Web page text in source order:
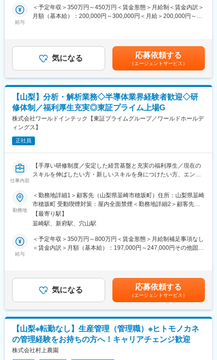
お互いを「さん付け」で呼び合うフラットな社風が特徴です。中
途入社者も馴染みやすいです。
人柄が良い方ばかりなので、 今では臆することなくコミュニケー
ションが上手くできています。誰でも最初はモノづくりの知識が
ないのは当たり前。 不安に感じることも多いと思いますが、とに
かく話を聞きに行きやすい先輩方が多くいますので、仕事の悩み
はすぐ解消できます。
■当社について
当社は半導体製造装置業界をはじめ、自動車、医療機器、食品関
連設備、航空宇宙業界など幅広い分野へ高精度な金属加工部品を
提供しています。
す。今後も、モノづくりの本筋を貫き、取引先に貢献していきま
す。
変更の範囲：会社の定める業務
距離を社有車で荷物運搬してもらうことがあります。
大物製品を運ぶのにフォークリフトの資格も必須となります。物
しています。
■当社の魅力：
◇社員同士の仲が良く、役職や年齢に関わらずお互いのことを
「さん」付けで呼び合うフラットな社風です。
◇社員食堂が完備されています。人気メニューはカレーで、お弁
当を持参する社員もいます。
◇会社まで5分の独身寮があります。徒歩圏内にコンビニがあり、
家賃は駐車場付きで7,000円で住むことができます。
◇教育体制が充実し、OJTはもちろんのこと、希望があれば当社
製品を知っていただくために製造部での研修も可能です。それ以
外にも入社後半年研修、階層別研修、職種別研修、専門教育制度
【はたらく社員の声】
https://nakaboshi.co.jp/recruit/#interview
・最新鋭のマシニングセンターを始め、旋盤、板金、溶接、接
合、メッキ加工など複合的な技術を有し、お客様の期待に応えて
からの小径穴加工などは、食品会社の均質な製品作りに役立って
いますし、ミクロン単位での切削技術は、半導体製造装置の性能
向上に必要な役割を担っています。
変更の範囲：会社の定める業務
給与
＜予定年収＞350万円～450万円＜賃金形態＞月給制＜賃金内訳＞
月額（基本給）：200,000円～300,000円＜月給＞200,000円～
固定手当を含めた表記です。
気になる 応募依頼する
（エージェントサービス）
【山梨】分析・解析業務◇半導体業界経験者歓迎◇研
修体制／福利厚生充実◎東証プライム上場G
株式会社ワールドインテック【東証プライムグループ／ワールドホールデ
ィングス】
正社員
仕事内容
【手厚い研修制度／安定した経営基盤と充実の福利厚生／現在の
スキルを伸ばしたい方・新しいスキルを身につけたい方、エンジ
■業務内容：
プロセス（半導体）：装置オペレーション、ウェハの測定／分
析、データ解析／まとめ、測定器操作によるデータ採取（SEM膜
厚測定、パーティクル測定 他）
※クリーンルーム内での作業があります。
■キャリアプラン：
（1）初期研修：導入研修
※面談を行い、ご本人の強みを更に強化し弱みを補うための技術研
修を受講。ベテラン技術者の指導やe-learningも充実しています。
ご希望を最大限加味してキャリアUPや給与UPのサポートをいた
します。
勤務地
＜勤務地詳細1＞顧客先（山梨県韮崎市穂坂町）住所：山梨県韮崎
市穂坂町 受動喫煙対策：屋内全面禁煙＜勤務地詳細2＞顧客先
（山梨県韮崎市藤井町）住所：山梨県韮崎市藤井町 受動喫煙対
策：屋内全面禁煙変更の範囲：会社の定める事業所
【最寄り駅】
韮崎駅、新府駅、穴山駅
給与
＜予定年収＞350万円～800万円＜賃金形態＞月給制補足事項なし
＜賃金内訳＞月額（基本給）：197,000円～247,000円その他固定
円・昇給：年1回（2月）・賞与：年2回（7月・12月）※2025年度
実績3.00ヶ月分賃金はあくまでも目安の金額であり、選考を通じ
て上下する可能性があります。月給(月額)は固定手当を含めた表記
です。
気になる 応募依頼する
（エージェントサービス）
【山梨※転勤なし】生産管理（管理職）※ヒトモノカネ
の管理経験をお持ちの方へ！キャリアチェンジ歓迎
株式会社村上農園